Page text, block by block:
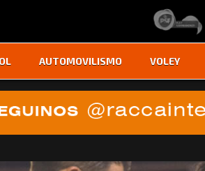
AUTOMOVILISMO VOLEY